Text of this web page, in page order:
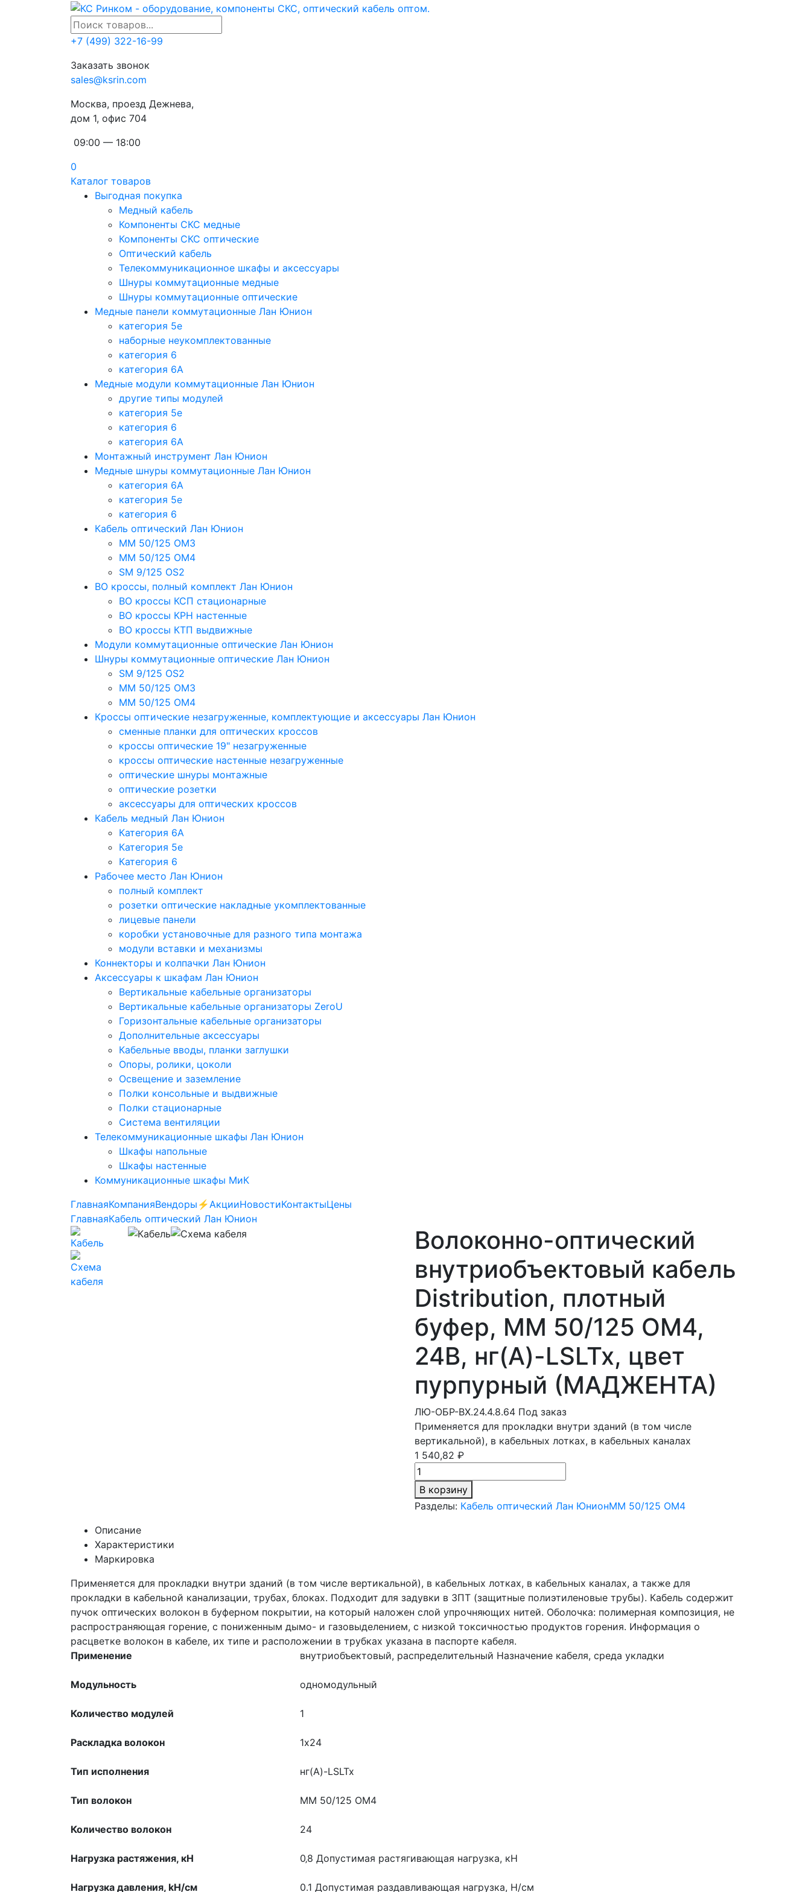
+7 (499) 322-16-99
Заказать звонок
sales@ksrin.com
Москва, проезд Дежнева,
дом 1, офис 704
09:00 — 18:00
0
Каталог товаров
Выгодная покупка
Медный кабель
Компоненты СКС медные
Компоненты СКС оптические
Оптический кабель
Телекоммуникационное шкафы и аксессуары
Шнуры коммутационные медные
Шнуры коммутационные оптические
Медные панели коммутационные Лан Юнион
категория 5e
наборные неукомплектованные
категория 6
категория 6A
Медные модули коммутационные Лан Юнион
другие типы модулей
категория 5е
категория 6
категория 6A
Монтажный инструмент Лан Юнион
Медные шнуры коммутационные Лан Юнион
категория 6A
категория 5e
категория 6
Кабель оптический Лан Юнион
MM 50/125 OM3
MM 50/125 OM4
SM 9/125 OS2
ВО кроссы, полный комплект Лан Юнион
ВО кроссы КСП стационарные
ВО кроссы КРН настенные
ВО кроссы КТП выдвижные
Модули коммутационные оптические Лан Юнион
Шнуры коммутационные оптические Лан Юнион
SM 9/125 OS2
MM 50/125 OM3
MM 50/125 OM4
Кроссы оптические незагруженные, комплектующие и аксессуары Лан Юнион
сменные планки для оптических кроссов
кроссы оптические 19" незагруженные
кроссы оптические настенные незагруженные
оптические шнуры монтажные
оптические розетки
аксессуары для оптических кроссов
Кабель медный Лан Юнион
Категория 6A
Категория 5e
Категория 6
Рабочее место Лан Юнион
полный комплект
розетки оптические накладные укомплектованные
лицевые панели
коробки установочные для разного типа монтажа
модули вставки и механизмы
Коннекторы и колпачки Лан Юнион
Аксессуары к шкафам Лан Юнион
Вертикальные кабельные организаторы
Вертикальные кабельные организаторы ZeroU
Горизонтальные кабельные организаторы
Дополнительные аксессуары
Кабельные вводы, планки заглушки
Опоры, ролики, цоколи
Освещение и заземление
Полки консольные и выдвижные
Полки стационарные
Система вентиляции
Телекоммуникационные шкафы Лан Юнион
Шкафы напольные
Шкафы настенные
Коммуникационные шкафы МиК
ГлавнаяКомпанияВендоры ⚡️АкцииНовостиКонтактыЦены
ГлавнаяКабель оптический Лан Юнион
Волоконно-оптический
внутриобъектовый кабель
Distribution, плотный
буфер, MM 50/125 OM4,
24В, нг(A)-LSLTx, цвет
пурпурный (МАДЖЕНТА)
ЛЮ-ОБР-ВХ.24.4.8.64 Под заказ
Применяется для прокладки внутри зданий (в том числе
вертикальной), в кабельных лотках, в кабельных каналах
1 540,82 ₽
В корзину
Разделы: Кабель оптический Лан ЮнионMM 50/125 OM4
Описание
Характеристики
Маркировка
Применяется для прокладки внутри зданий (в том числе вертикальной), в кабельных лотках, в кабельных каналах, а также для
прокладки в кабельной канализации, трубах, блоках. Подходит для задувки в ЗПТ (защитные полиэтиленовые трубы). Кабель содержит
пучок оптических волокон в буферном покрытии, на который наложен слой упрочняющих нитей. Оболочка: полимерная композиция, не
распространяющая горение, с пониженным дымо- и газовыделением, с низкой токсичностью продуктов горения. Информация о
расцветке волокон в кабеле, их типе и расположении в трубках указана в паспорте кабеля.
Применение
внутриобъектовый, распределительный Назначение кабеля, среда укладки
Модульность одномодульный
Количество модулей 1
Раскладка волокон 1х24
Тип исполнения нг(A)-LSLTx
Тип волокон MM 50/125 OM4
Количество волокон 24
Нагрузка растяжения, кН 0‚8 Допустимая растягивающая нагрузка, кН
Нагрузка давления, kН/см 0.1 Допустимая раздавливающая нагрузка, Н/см